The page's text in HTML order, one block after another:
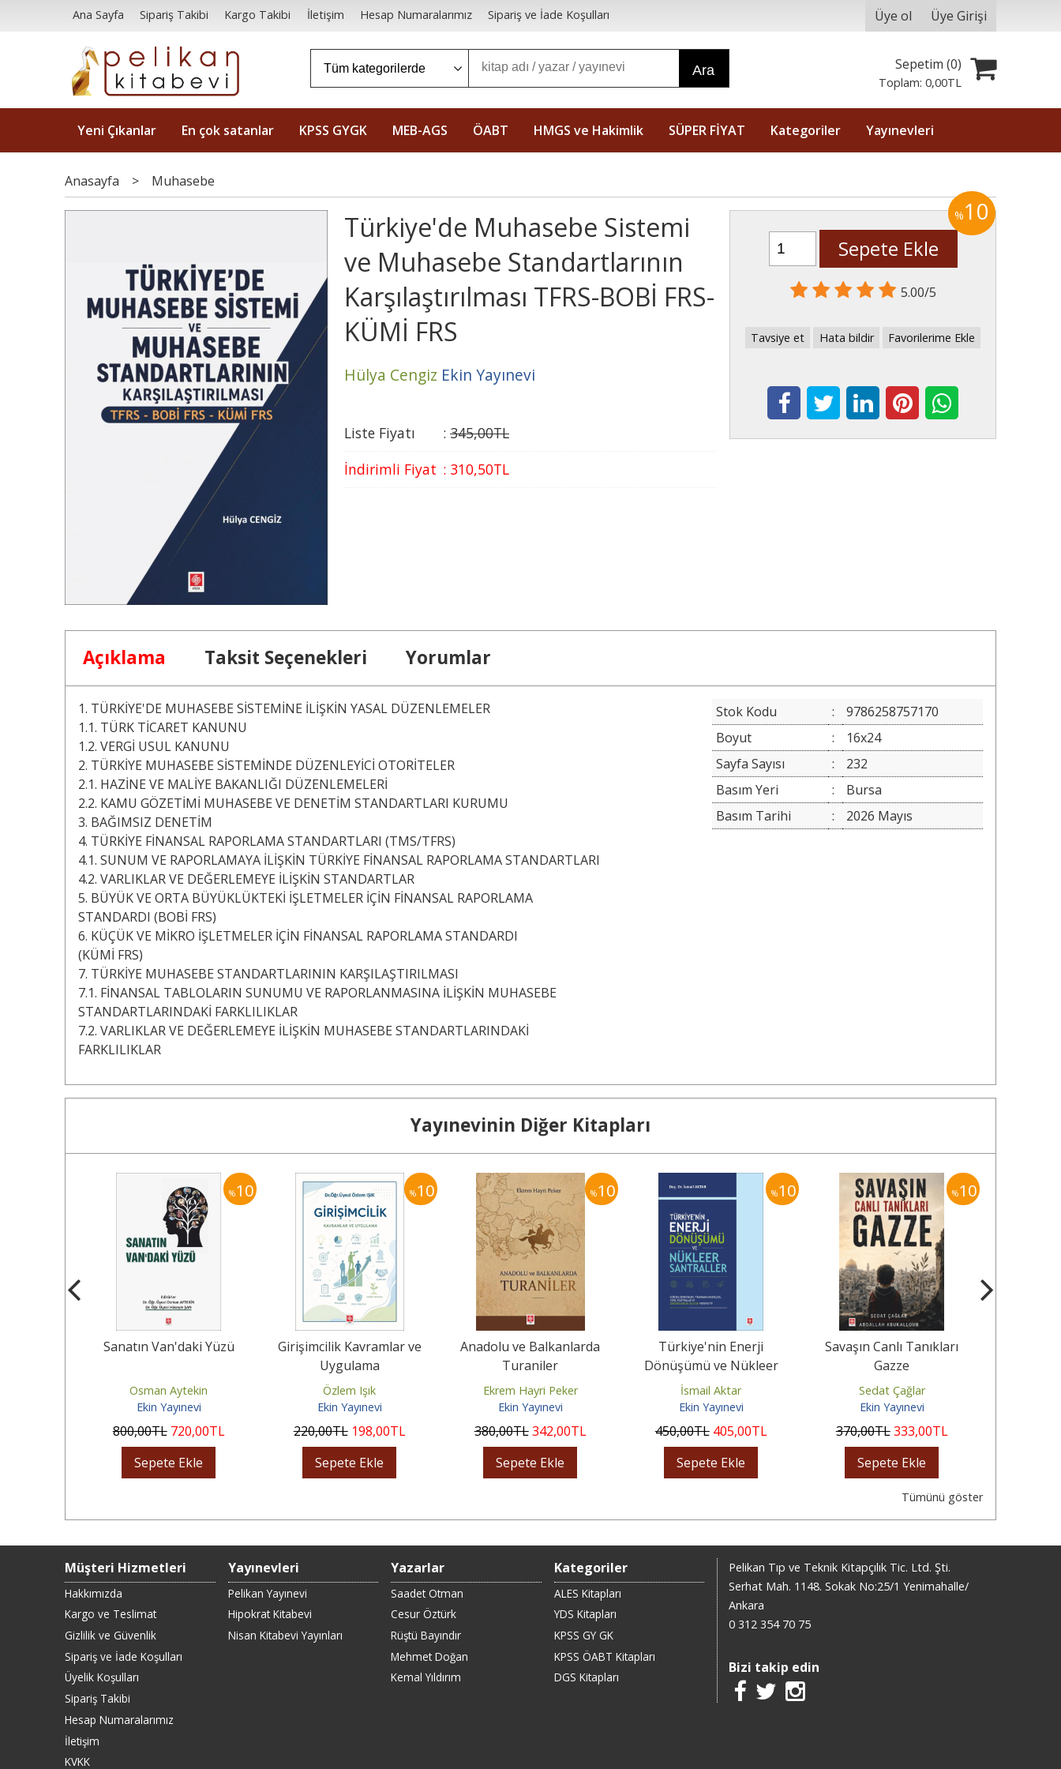
Ana Sayfa Sipariş Takibi Kargo Takibi İletişim Hesap Numaralarımız Sipariş ve İade Koşulları Üye ol Üye Girişi
Ara Sepetim (0)
Toplam:0,00TL
Yeni Çıkanlar En çok satanlar KPSS GYGK MEB-AGS ÖABT HMGS ve Hakimlik SÜPER FİYAT Kategoriler Yayınevleri
Anasayfa > Muhasebe
Türkiye'de Muhasebe Sistemi
ve Muhasebe Standartlarının
Karşılaştırılması TFRS-BOBİ FRS-
KÜMİ FRS
Hülya Cengiz Ekin Yayınevi
Liste Fiyatı : 345,00TL
İndirimli Fiyat : 310,50TL
%10
Sepete Ekle
5.00/5
Tavsiye et Hata bildir Favorilerime Ekle
Açıklama Taksit Seçenekleri Yorumlar
1. TÜRKİYE'DE MUHASEBE SİSTEMİNE İLİŞKİN YASAL DÜZENLEMELER
1.1. TÜRK TİCARET KANUNU
1.2. VERGİ USUL KANUNU
2. TÜRKİYE MUHASEBE SİSTEMİNDE DÜZENLEYİCİ OTORİTELER
2.1. HAZİNE VE MALİYE BAKANLIĞI DÜZENLEMELERİ
2.2. KAMU GÖZETİMİ MUHASEBE VE DENETİM STANDARTLARI KURUMU
3. BAĞIMSIZ DENETİM
4. TÜRKİYE FİNANSAL RAPORLAMA STANDARTLARI (TMS/TFRS)
4.1. SUNUM VE RAPORLAMAYA İLİŞKİN TÜRKİYE FİNANSAL RAPORLAMA STANDARTLARI
4.2. VARLIKLAR VE DEĞERLEMEYE İLİŞKİN STANDARTLAR
5. BÜYÜK VE ORTA BÜYÜKLÜKTEKİ İŞLETMELER İÇİN FİNANSAL RAPORLAMA
STANDARDI (BOBİ FRS)
6. KÜÇÜK VE MİKRO İŞLETMELER İÇİN FİNANSAL RAPORLAMA STANDARDI
(KÜMİ FRS)
7. TÜRKİYE MUHASEBE STANDARTLARININ KARŞILAŞTIRILMASI
7.1. FİNANSAL TABLOLARIN SUNUMU VE RAPORLANMASINA İLİŞKİN MUHASEBE
STANDARTLARINDAKİ FARKLILIKLAR
7.2. VARLIKLAR VE DEĞERLEMEYE İLİŞKİN MUHASEBE STANDARTLARINDAKİ
FARKLILIKLAR
Stok Kodu :
9786258757170
Boyut
:
16x24
Sayfa Sayısı
:
232
Basım Yeri
:
Bursa
Basım Tarihi
: 2026 Mayıs
Yayınevinin Diğer Kitapları
%10
Sanatın Van'daki Yüzü
Osman Aytekin
Ekin Yayınevi
800,00TL 720,00TL
Sepete Ekle
%10
Girişimcilik Kavramlar ve
Uygulama
Özlem Işık
Ekin Yayınevi
220,00TL 198,00TL
Sepete Ekle
%10
Anadolu ve Balkanlarda
Turaniler
Ekrem Hayri Peker
Ekin Yayınevi
380,00TL 342,00TL
Sepete Ekle
%10
Türkiye'nin Enerji
Dönüşümü ve Nükleer
Santraller
İsmail Aktar
Ekin Yayınevi
450,00TL 405,00TL
Sepete Ekle
%10
Savaşın Canlı Tanıkları
Gazze
Sedat Çağlar
Ekin Yayınevi
370,00TL 333,00TL
Sepete Ekle
Tümünü göster
Müşteri Hizmetleri
Hakkımızda
Kargo ve Teslimat
Gizlilik ve Güvenlik
Sipariş ve İade Koşulları
Üyelik Koşulları
Sipariş Takibi
Hesap Numaralarımız
İletişim
KVKK
Yayınevleri
Pelikan Yayınevi
Hipokrat Kitabevi
Nisan Kitabevi Yayınları
Yazarlar
Saadet Otman
Cesur Öztürk
Rüştü Bayındır
Mehmet Doğan
Kemal Yıldırım
Kategoriler
ALES Kitapları
YDS Kitapları
KPSS GY GK
KPSS ÖABT Kitapları
DGS Kitapları
Pelikan Tıp ve Teknik Kitapçılık Tic. Ltd. Şti.
Serhat Mah. 1148. Sokak No:25/1 Yenimahalle/
Ankara
0 312 354 70 75
Bizi takip edin